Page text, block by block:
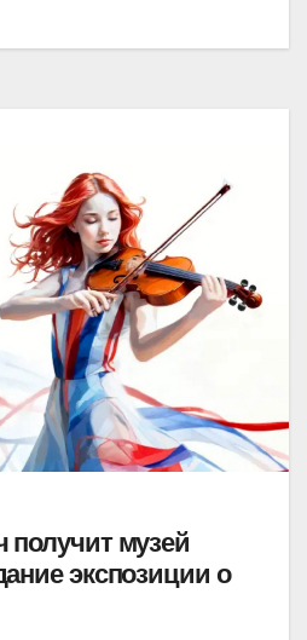
получит музей
экспозиции о